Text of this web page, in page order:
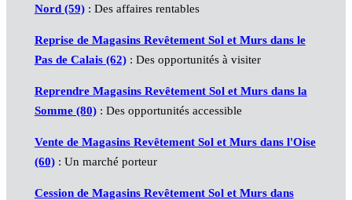
Nord (59): Des affaires rentables
Reprise de Magasins Revêtement Sol et Murs dans le
Pas de Calais (62): Des opportunités à visiter
Reprendre Magasins Revêtement Sol et Murs dans la
Somme (80): Des opportunités accessible
Vente de Magasins Revêtement Sol et Murs dans l'Oise
(60): Un marché porteur
Cession de Magasins Revêtement Sol et Murs dans